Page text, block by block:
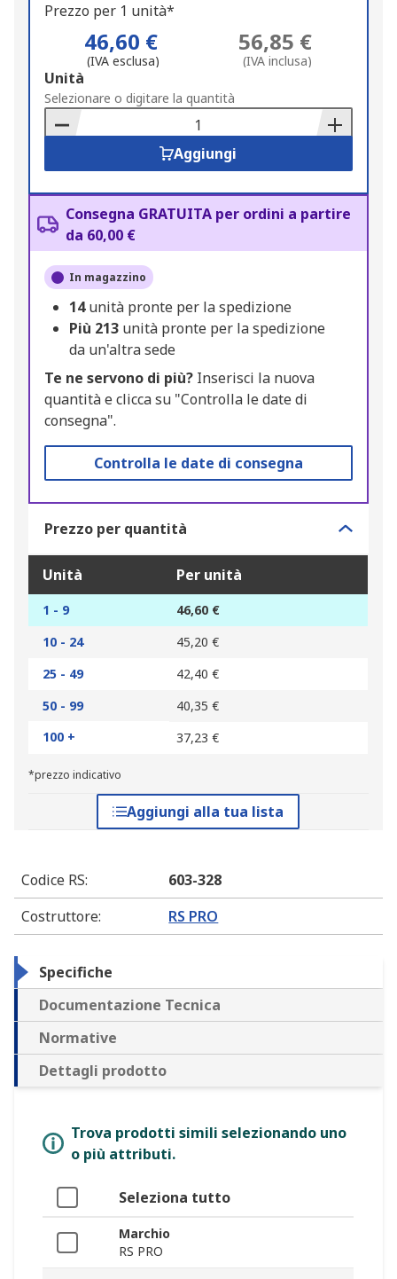
Prezzo per 1 unità*
46,60 €
(IVA esclusa)
56,85 €
(IVA inclusa)
Add
to
Basket
Unità
Selezionare o digitare la quantità
Aggiungi
Consegna GRATUITA per ordini a partire
da 60,00 €
In magazzino
14unità pronte per la spedizione
Più 213 unità pronte per la spedizione
da un'altra sede
Te ne servono di più? Inserisci la nuova
quantità e clicca su "Controlla le date di
consegna".
Controlla le date di consegna
Prezzo per quantità
Unità Per unità
1 - 9
46,60 €
10 - 24
45,20 €
25 - 49
42,40 €
50 - 99
40,35 €
100 +
37,23 €
*prezzo indicativo
Aggiungi alla tua lista
Codice RS:
603-328
Costruttore: RS PRO
Specifiche
Documentazione Tecnica
Normative
Dettagli prodotto
Trova prodotti simili selezionando uno
o più attributi.
Seleziona tutto
Marchio
RS PRO